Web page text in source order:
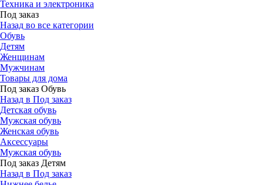
Техника и электроника
Под заказ
Назад во все категории
Обувь
Детям
Женщинам
Мужчинам
Товары для дома
Под заказ Обувь
Назад в Под заказ
Детская обувь
Мужская обувь
Женская обувь
Аксессуары
Мужская обувь
Под заказ Детям
Назад в Под заказ